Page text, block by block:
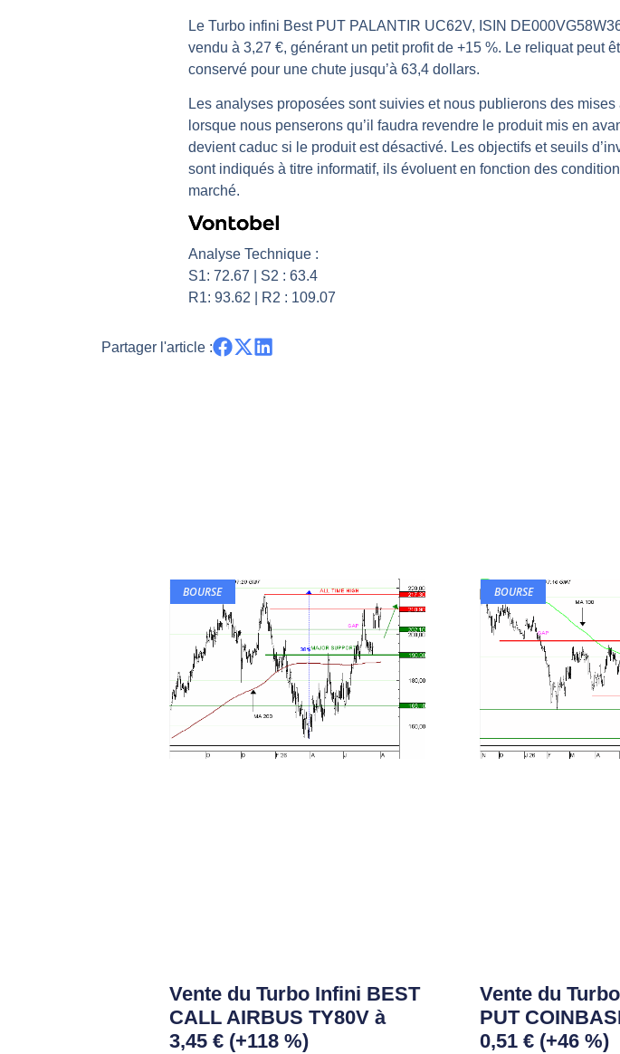
Les investisseurs y croient toujours | Point Stratégique Hebdomadaire
Une inertie haussière qui ralentit | Antoine Quesada – Chrono CAC
Pourquoi le monde entier vacille en même temps cette semaine ? | par
WTI : Explosion mais réserves au plus bas | Denis Desclos – Market
STMICROELECTRONICS : Correction probable | Denis Desclos –
Le Turbo infini Best PUT PALANTIR UC62V, ISIN
vendu à 3,27 €, générant un petit profit de +15 %. Le reliquat peut
conservé pour une chute jusqu’à 63,4 dollars.
Les analyses proposées sont suivies et nous publierons des mises
lorsque nous penserons qu’il faudra revendre le produit mis en
devient caduc si le produit est désactivé. Les objectifs et seuils
sont indiqués à titre informatif, ils évoluent en fonction des
marché.
Analyse Technique :
S1: 72.67 | S2 : 63.4
R1: 93.62 | R2 : 109.07
Partager l'article :
BOURSE
Vente du Turbo Infini BEST
CALL AIRBUS TY80V à
3,45 € (+118 %)
BOURSE
Vente du
PUT
0,51 € (+46 %)